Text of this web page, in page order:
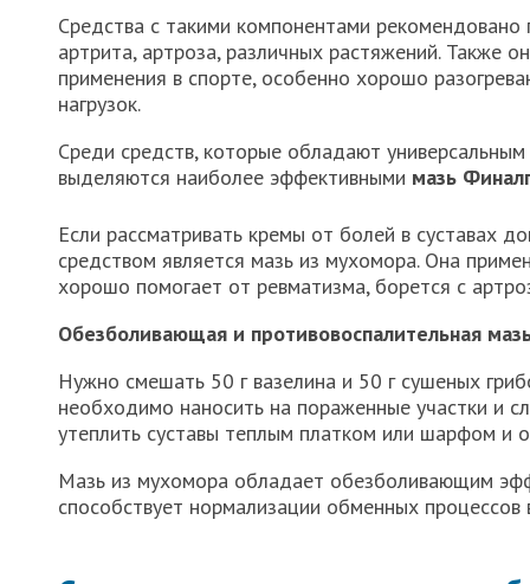
Средства с такими компонентами рекомендовано
артрита, артроза, различных растяжений. Также
применения в спорте, особенно хорошо
нагрузок.
Среди средств, которые обладают
выделяются наиболее эффективными мазь
Если рассматривать кремы от болей в суставах
средством является мазь из мухомора. Она
хорошо помогает от ревматизма, борется с
Обезболивающая и противовоспалительная
Нужно смешать 50 г вазелина и 50 г сушеных
необходимо наносить на пораженные участки и
утеплить суставы теплым платком или шарфом и
Мазь из мухомора обладает обезболивающим
способствует нормализации обменных процессов